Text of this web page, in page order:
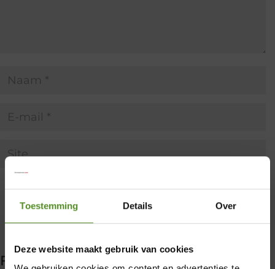
Toestemming Details Over
Deze website maakt gebruik van cookies
Filter producten